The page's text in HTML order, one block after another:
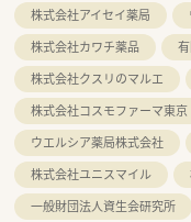
株式会社アイセイ薬局
株式会社カワチ薬品
株式会社クスリのマルエ
株式会社コスモファーマ東京
ウエルシア薬局株式会社
株式会社ユニスマイル
一般財団法人資生会研究所